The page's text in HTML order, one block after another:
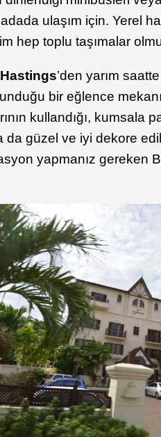
ulaşım için. Yerel
hep toplu taşımalar
Hastings’den yarım
bir eğlence
kullandığı, kumsala
da güzel ve iyi dekore
yapmanız gereken